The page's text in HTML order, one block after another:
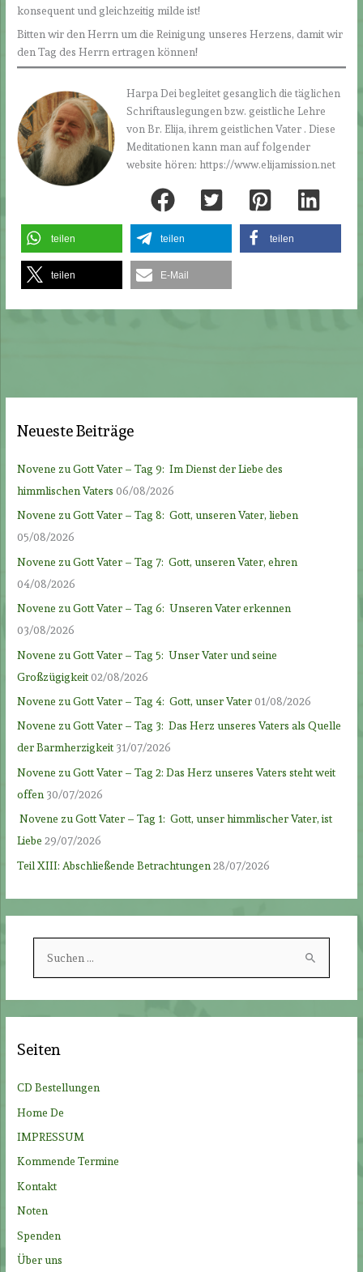
konsequent und gleichzeitig milde ist!
Bitten wir den Herrn um die Reinigung unseres Herzens, damit wir
den Tag des Herrn ertragen können!
Harpa Dei begleitet gesanglich die täglichen
Schriftauslegungen bzw. geistliche Lehre
von Br. Elija, ihrem geistlichen Vater . Diese
Meditationen kann man auf folgender
website hören: https://www.elijamission.net
teilen teilen teilen
teilen E-Mail
Neueste Beiträge
Novene zu Gott Vater – Tag 9: Im Dienst der Liebe des
himmlischen Vaters 06/08/2026
Novene zu Gott Vater – Tag 8: Gott, unseren Vater, lieben
05/08/2026
Novene zu Gott Vater – Tag 7: Gott, unseren Vater, ehren
04/08/2026
Novene zu Gott Vater – Tag 6: Unseren Vater erkennen
03/08/2026
Novene zu Gott Vater – Tag 5: Unser Vater und seine
Großzügigkeit02/08/2026
Novene zu Gott Vater – Tag 4: Gott, unser Vater01/08/2026
Novene zu Gott Vater – Tag 3: Das Herz unseres Vaters als Quelle
der Barmherzigkeit 31/07/2026
Novene zu Gott Vater – Tag 2: Das Herz unseres Vaters steht weit
offen 30/07/2026
Novene zu Gott Vater – Tag 1: Gott, unser himmlischer Vater, ist
Liebe 29/07/2026
Teil XIII: Abschließende Betrachtungen 28/07/2026
n
h
:
Seiten
CD Bestellungen
Home De
IMPRESSUM
Kommende Termine
Kontakt
Noten
Spenden
Über uns